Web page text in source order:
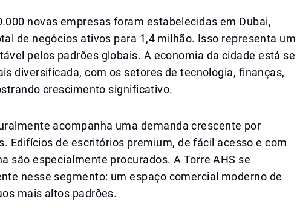
novas empresas foram estabelecidas em Dubai,
de negócios ativos para 1,4 milhão. Isso representa um
pelos padrões globais. A economia da cidade está se
diversificada, com os setores de tecnologia, finanças,
crescimento significativo.
acompanha uma demanda crescente por
Edifícios de escritórios premium, de fácil acesso e com
são especialmente procurados. A Torre AHS se
nesse segmento: um espaço comercial moderno de
mais altos padrões.